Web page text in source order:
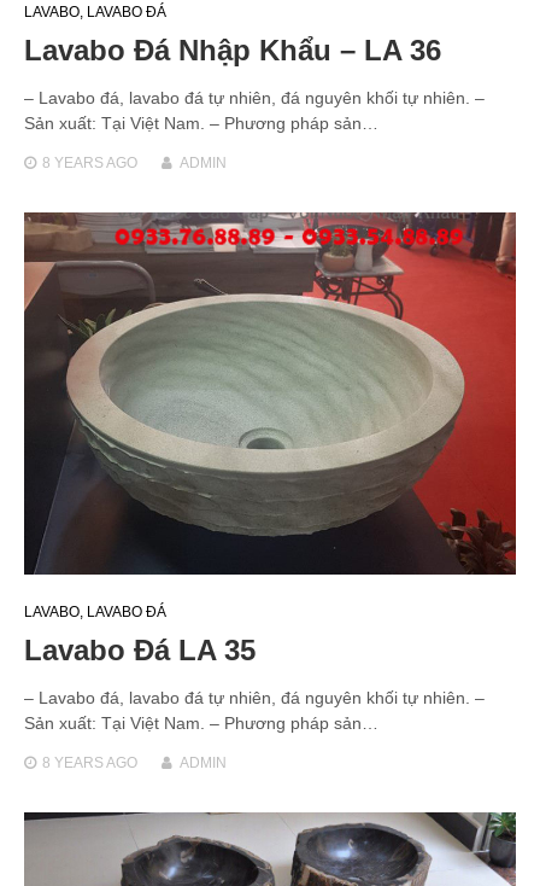
LAVABO LAVABO ĐÁ
Lavabo Đá Nhập Khẩu – LA 36
– Lavabo đá, lavabo đá tự nhiên, đá nguyên khối tự nhiên. –
Sản xuất: Tại Việt Nam. – Phương pháp sản…
8 YEARSAGO ADMIN
LAVABO, LAVABO ĐÁ
Lavabo Đá LA 35
– Lavabo đá, lavabo đá tự nhiên, đá nguyên khối tự nhiên. –
Sản xuất: Tại Việt Nam. – Phương pháp sản…
8 YEARSAGO ADMIN